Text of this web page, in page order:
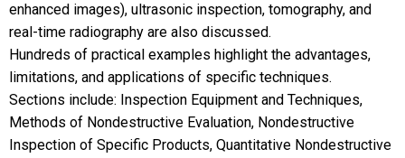
enhanced images), ultrasonic inspection, tomography, and
real-time radiography are also discussed.
Hundreds of practical examples highlight the advantages,
limitations, and applications of specific techniques.
Sections include: Inspection Equipment and Techniques,
Methods of Nondestructive Evaluation, Nondestructive
Inspection of Specific Products, Quantitative Nondestructive